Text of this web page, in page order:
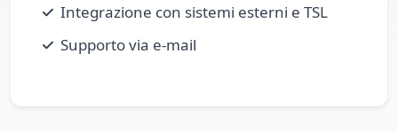
Integrazione con sistemi esterni e TSL
Supporto via e‑mail